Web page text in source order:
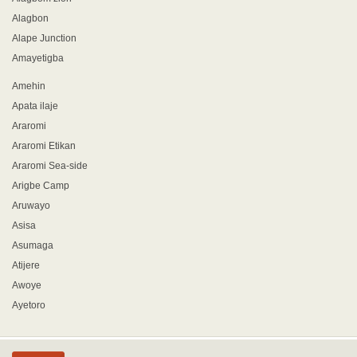
Alagbon
Alape Junction
Amayetigba
Amehin
Apata ilaje
Araromi
Araromi Etikan
Araromi Sea-side
Arigbe Camp
Aruwayo
Asisa
Asumaga
Atijere
Awoye
Ayetoro